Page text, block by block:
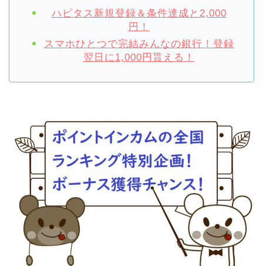
ハピタス新規登録＆条件達成と2,000
円！
スマホひとつで完結みんなの銀行！登録
翌日に1,000円貰える！